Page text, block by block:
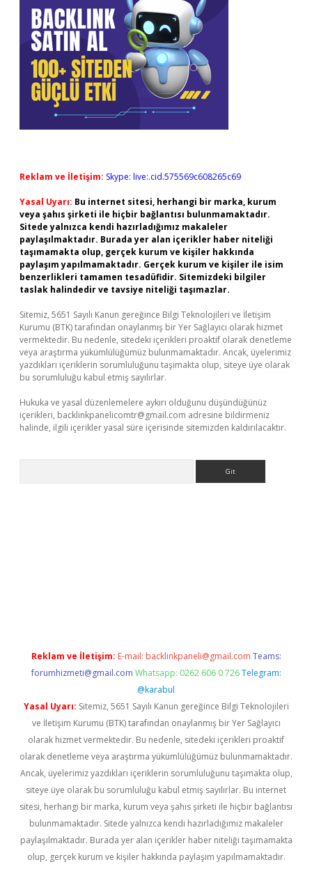
Reklam ve İletişim: Skype: live:.cid.575569c608265c69
Yasal Uyarı: Bu internet sitesi, herhangi bir marka, kurum
veya şahıs şirketi ile hiçbir bağlantısı bulunmamaktadır.
Sitede yalnızca kendi hazırladığımız makaleler
paylaşılmaktadır. Burada yer alan içerikler haber niteliği
taşımamakta olup, gerçek kurum ve kişiler hakkında
paylaşım yapılmamaktadır. Gerçek kurum ve kişiler ile isim
benzerlikleri tamamen tesadüfidir. Sitemizdeki bilgiler
taslak halindedir ve tavsiye niteliği taşımazlar.
Sitemiz, 5651 Sayılı Kanun gereğince Bilgi Teknolojileri ve İletişim
Kurumu (BTK) tarafından onaylanmış bir Yer Sağlayıcı olarak hizmet
vermektedir. Bu nedenle, sitedeki içerikleri proaktif olarak denetleme
veya araştırma yükümlülüğümüz bulunmamaktadır. Ancak, üyelerimiz
yazdıkları içeriklerin sorumluluğunu taşımakta olup, siteye üye olarak
bu sorumluluğu kabul etmiş sayılırlar.
Hukuka ve yasal düzenlemelere aykırı olduğunu düşündüğünüz
içerikleri, backlinkpanelicomtr@gmail.com adresine bildirmeniz
halinde, ilgili içerikler yasal süre içerisinde sitemizden kaldırılacaktır.
Reklam ve İletişim: E-mail: backlinkpaneli@gmail.com Teams:
forumhizmeti@gmail.com Whatsapp: 0262 606 0 726 Telegram:
@karabul
Yasal Uyarı: Sitemiz, 5651 Sayılı Kanun gereğince Bilgi Teknolojileri
ve İletişim Kurumu (BTK) tarafından onaylanmış bir Yer Sağlayıcı
olarak hizmet vermektedir. Bu nedenle, sitedeki içerikleri proaktif
olarak denetleme veya araştırma yükümlülüğümüz bulunmamaktadır.
Ancak, üyelerimiz yazdıkları içeriklerin sorumluluğunu taşımakta olup,
siteye üye olarak bu sorumluluğu kabul etmiş sayılırlar. Bu internet
sitesi, herhangi bir marka, kurum veya şahıs şirketi ile hiçbir bağlantısı
bulunmamaktadır. Sitede yalnızca kendi hazırladığımız makaleler
paylaşılmaktadır. Burada yer alan içerikler haber niteliği taşımamakta
olup, gerçek kurum ve kişiler hakkında paylaşım yapılmamaktadır.